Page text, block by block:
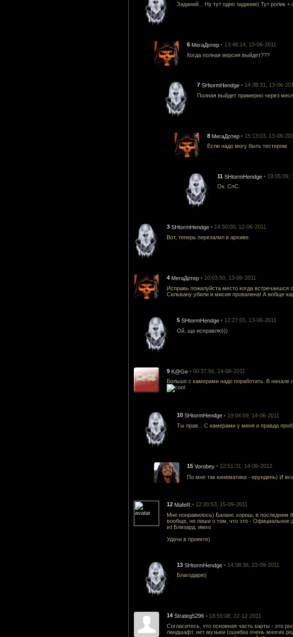
Заданий... Ну тут одно задание) Тут ролик +
6 МегаДотер • 13:48:14, 13-06-2011
Когда полная версия выйдет???
7 SHtormHendge • 14:38:31, 13-06-
Полная выйдет примерно через
8 МегаДотер • 15:13:03, 13-06-
Если надо могу быть тестером.
11 SHtormHendge • 19:05:09,
Ок. СпС.
3 SHtormHendge • 14:50:00, 12-06-2011
Вот, теперь перезалил в архиве.
4 МегаДотер • 10:03:50, 13-06-2011
Исправь пожалуйста место когда встречаешся
Сильвану убили и мисия провалена! А вобще
5 SHtormHendge • 12:27:01, 13-06-2011
Ой, ща исправлю)))
9 K@Ge • 00:37:56, 14-06-2011
Больше с камерами надо поработать. В
10 SHtormHendge • 19:04:59, 14-06-2011
Ты прав... С камерами у меня и правда
15 Vorobey • 22:51:31, 14-06-2012
По мне так кинематика - ерундень) И
12 MafeR • 12:20:53, 15-09-2011
Мне понравилось) Баланс хорош, в последнем
вообще, не пиши о том, что это - Официальное
из Близард. имхо
Удачи в проекте)
13 SHtormHendge • 14:08:36, 23-09-2011
Благодарю)
14 Strateg5296 • 18:59:08, 22-12-2011
Согласитесь, что основная часть карты - это
ландшафт, нет музыки (ошибка очень многих